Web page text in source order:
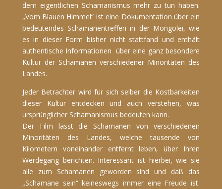
dem eigentlichen Schamanismus mehr zu tun haben.
„Vom Blauen Himmel“ ist eine Dokumentation über ein
bedeutendes Schamanentreffen in der Mongolei, wie
es in dieser Form bisher nicht stattfand und enthält
authentische Informationen über eine ganz besondere
Kultur der Schamanen verschiedener Minoritäten des
Landes.
Jeder Betrachter wird für sich selber die Kostbarkeiten
dieser Kultur entdecken und auch verstehen, was
ursprünglicher Schamanismus bedeuten kann.
Der Film lässt die Schamanen von verschiedenen
Minoritäten des Landes, welche tausende von
Kilometern voneinander entfernt leben, über Ihren
Werdegang berichten. Interessant ist hierbei, wie sie
alle zum Schamanen geworden sind und daß das
„Schamane sein“ keineswegs immer eine Freude ist.